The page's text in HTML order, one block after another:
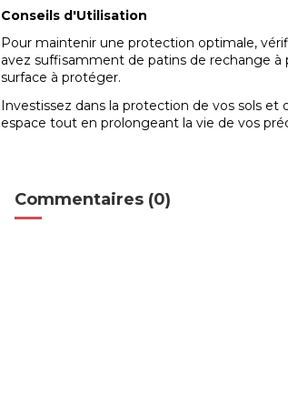
Conseils d'Utilisation
Pour maintenir une protection optimale,
avez suffisamment de patins de rechange
surface à protéger.
Investissez dans la protection de vos sols
espace tout en prolongeant la vie de vos
Commentaires (0)